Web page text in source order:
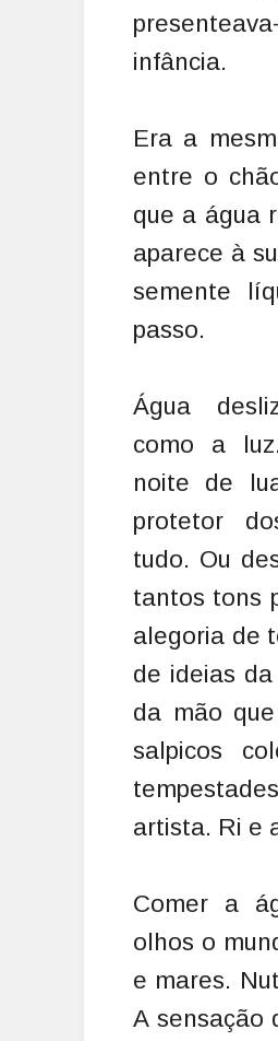
infância.
Era a
entre o
que a água
aparece à
semente
passo.
Água
como a
noite de
protetor
tudo. Ou
tantos tons
alegoria de
de ideias
da mão
salpicos
artista. Ri e
Comer a
olhos o
e mares.
A sensação